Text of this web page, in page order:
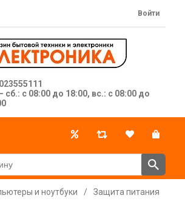
сб.: с 08:00 до 18:00, вс.: с 08:00 до
Войти
и ноутбуки /
Защита питания